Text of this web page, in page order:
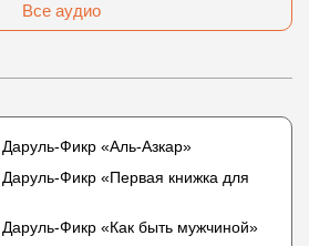
Все аудио
Фикр «Аль-Азкар»
Фикр «Первая книжка для
Фикр «Как быть мужчиной»